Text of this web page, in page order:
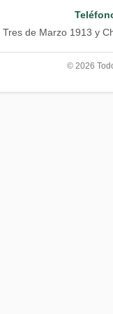
Tres de Marzo 1913 y
© 2026